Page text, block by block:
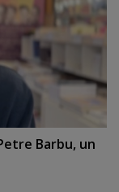
Barbu, un